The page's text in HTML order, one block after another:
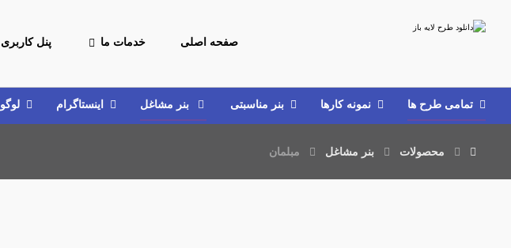
صفحه اصلی خدمات ما پنل کاربری
تمامی طرح‌ ها نمونه کارها بنر مناسبتی بنر مشاغل اینستاگرام لوگو
محصولات بنر مشاغل مبلمان